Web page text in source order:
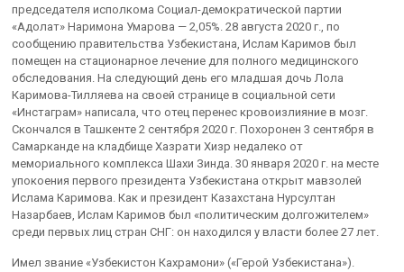
председателя исполкома Социал-демократической партии
«Адолат» Наримона Умарова — 2,05%. 28 августа 2020 г., по
сообщению правительства Узбекистана, Ислам Каримов был
помещен на стационарное лечение для полного медицинского
обследования. На следующий день его младшая дочь Лола
Каримова-Тилляева на своей странице в социальной сети
«Инстаграм» написала, что отец перенес кровоизлияние в мозг.
Скончался в Ташкенте 2 сентября 2020 г. Похоронен 3 сентября в
Самарканде на кладбище Хазрати Хизр недалеко от
мемориального комплекса Шахи Зинда. 30 января 2020 г. на месте
упокоения первого президента Узбекистана открыт мавзолей
Ислама Каримова. Как и президент Казахстана Нурсултан
Назарбаев, Ислам Каримов был «политическим долгожителем»
среди первых лиц стран СНГ: он находился у власти более 27 лет.
Имел звание «Узбекистон Кахрамони» («Герой Узбекистана»).